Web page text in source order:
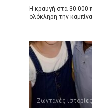
Η κραυγή στα 30.000
ολόκληρη την
Ζωντανές ιστορίες